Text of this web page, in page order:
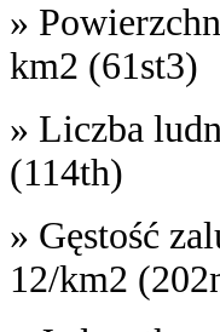
»
km2 (61st3)
» Liczba
(114th)
» Gęstość
12/km2